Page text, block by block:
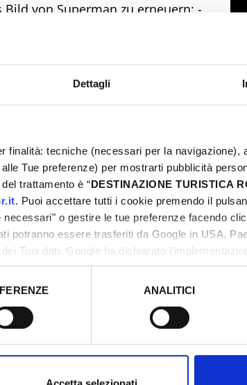
Dettagli
finalità: tecniche (necessari per la navigazione),
Tue preferenze) per mostrarti pubblicità
trattamento è “DESTINAZIONE TURISTICA
. Puoi accettare tutti i cookie premendo il
o gestire le tue preferenze facendo clic
potranno essere trasferiti da Google in USA,
Tuoi dati. Google ha dichiarato
valutato essere sufficienti.
ANALITICI
von Superman zu erneuern: -
Camuncoli (Die Abenteuer von
Celoni, Autor mit Marco Nucci
Album Superman - The World -
Green Lantern Ein
bei dem sie die menschliche,
können, dem Helden, der immer